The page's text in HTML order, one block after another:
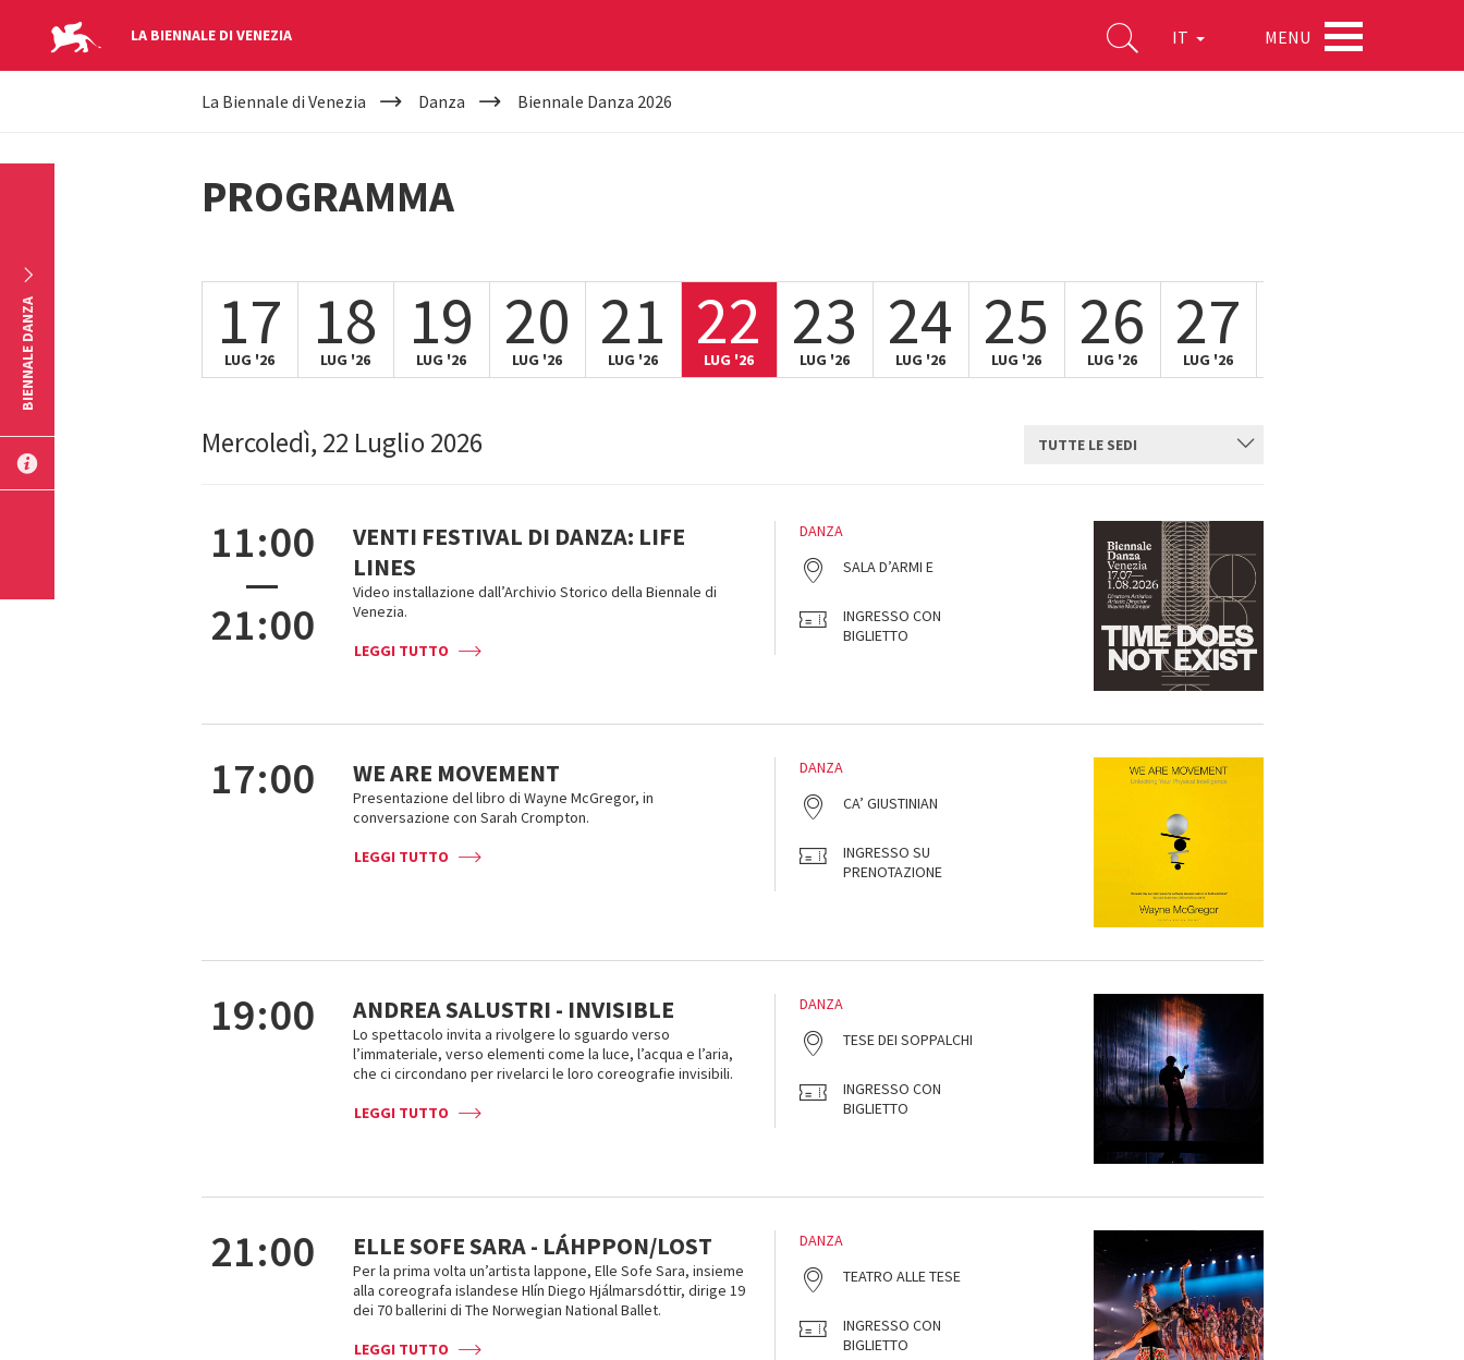
LA BIENNALE DI VENEZIA IT MENU
YOUR
HERE
La Biennale di Venezia Danza Biennale Danza 2026
PROGRAMMA
17
LUG '26 18
LUG '26 19
LUG '26 20
LUG '26 21
LUG '26 22
LUG '26 23
LUG '26 24
LUG '26 25
LUG '26 26
LUG '26 27
LUG '26
Mercoledì, 22 Luglio 2026
TUTTE LE SEDI
INVIA
11:00
—
21:00
VENTI FESTIVAL DI DANZA: LIFE
LINES
Video installazione dall’Archivio Storico della Biennale di
Venezia.
LEGGI TUTTO
DANZA
SALA D’ARMI E
INGRESSO CON
BIGLIETTO
17:00 WE ARE MOVEMENT
Presentazione del libro di Wayne McGregor, in
conversazione con Sarah Crompton.
LEGGI TUTTO
DANZA
CA’ GIUSTINIAN
INGRESSO SU
PRENOTAZIONE
19:00 ANDREA SALUSTRI - INVISIBLE
Lo spettacolo invita a rivolgere lo sguardo verso
l’immateriale, verso elementi come la luce, l’acqua e l’aria,
che ci circondano per rivelarci le loro coreografie invisibili.
LEGGI TUTTO
DANZA
TESE DEI SOPPALCHI
INGRESSO CON
BIGLIETTO
21:00 ELLE SOFE SARA - LÁHPPON/LOST
Per la prima volta un’artista lappone, Elle Sofe Sara, insieme
alla coreografa islandese Hlín Diego Hjálmarsdóttir, dirige 19
dei 70 ballerini di The Norwegian National Ballet.
LEGGI TUTTO
DANZA
TEATRO ALLE TESE
INGRESSO CON
BIGLIETTO
BIENNALE DANZA